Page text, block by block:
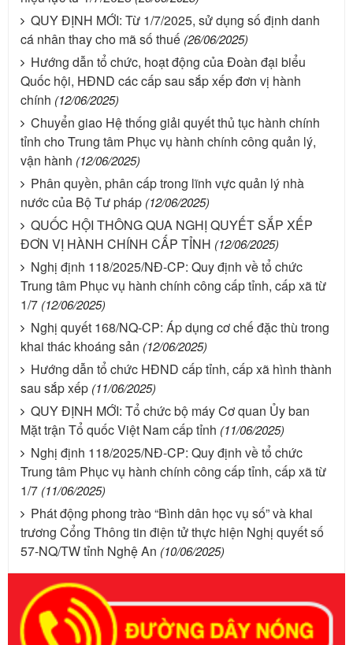
QUY ĐỊNH MỚI: Từ 1/7/2025, sử dụng số định danh
cá nhân thay cho mã số thuế (26/06/2025)
Hướng dẫn tổ chức, hoạt động của Đoàn đại biểu
Quốc hội, HĐND các cấp sau sắp xếp đơn vị hành
chính (12/06/2025)
Chuyển giao Hệ thống giải quyết thủ tục hành chính
tỉnh cho Trung tâm Phục vụ hành chính công quản lý,
vận hành (12/06/2025)
Phân quyền, phân cấp trong lĩnh vực quản lý nhà
nước của Bộ Tư pháp (12/06/2025)
QUỐC HỘI THÔNG QUA NGHỊ QUYẾT SẮP XẾP
ĐƠN VỊ HÀNH CHÍNH CẤP TỈNH (12/06/2025)
Nghị định 118/2025/NĐ-CP: Quy định về tổ chức
Trung tâm Phục vụ hành chính công cấp tỉnh, cấp xã từ
1/7 (12/06/2025)
Nghị quyết 168/NQ-CP: Áp dụng cơ chế đặc thù trong
khai thác khoáng sản (12/06/2025)
Hướng dẫn tổ chức HĐND cấp tỉnh, cấp xã hình thành
sau sắp xếp (11/06/2025)
QUY ĐỊNH MỚI: Tổ chức bộ máy Cơ quan Ủy ban
Mặt trận Tổ quốc Việt Nam cấp tỉnh (11/06/2025)
Nghị định 118/2025/NĐ-CP: Quy định về tổ chức
Trung tâm Phục vụ hành chính công cấp tỉnh, cấp xã từ
1/7 (11/06/2025)
Phát động phong trào “Bình dân học vụ số” và khai
trương Cổng Thông tin điện tử thực hiện Nghị quyết số
57-NQ/TW tỉnh Nghệ An (10/06/2025)